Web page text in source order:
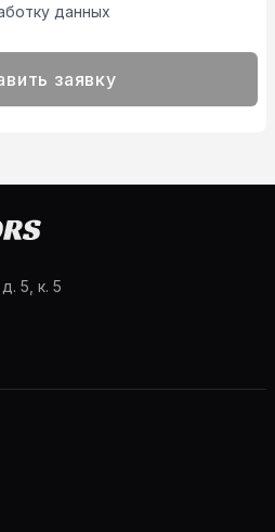
данных
заявку
5, к. 5